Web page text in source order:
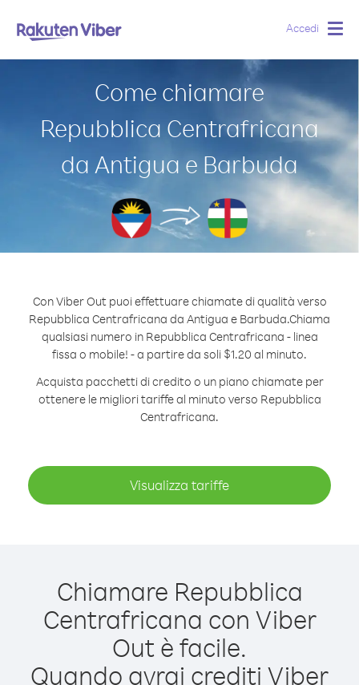
Accedi
Come chiamare
Repubblica Centrafricana
da Antigua e Barbuda
Con Viber Out puoi effettuare chiamate di qualità verso
Repubblica Centrafricana da Antigua e Barbuda.Chiama
qualsiasi numero in Repubblica Centrafricana - linea
fissa o mobile! - a partire da soli $1.20 al minuto.
Acquista pacchetti di credito o un piano chiamate per
ottenere le migliori tariffe al minuto verso Repubblica
Centrafricana.
Visualizza tariffe
Chiamare Repubblica
Centrafricana con Viber
Out è facile.
Quando avrai crediti Viber